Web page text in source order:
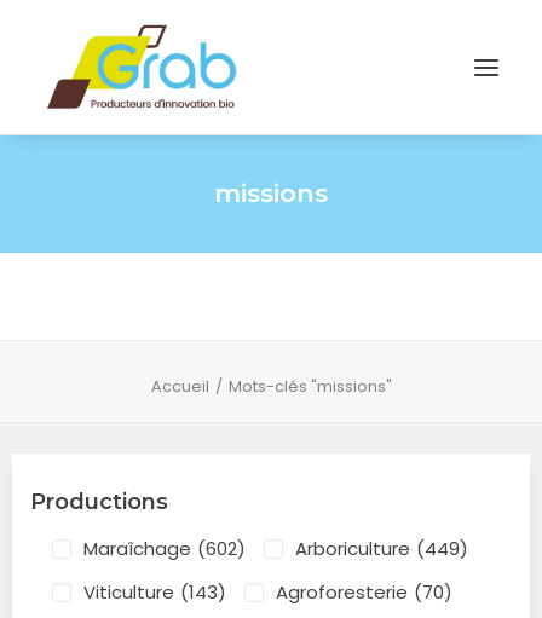
missions
Accueil Mots-clés "missions"
Productions
Maraîchage (602) Arboriculture (449)
Viticulture (143) Agroforesterie (70)